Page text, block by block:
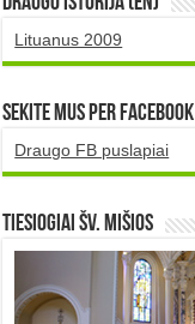
Lituanus 2009
Sekite mus per Facebook
Draugo FB puslapiai
TIESIOGIAI šv. MIŠIOS